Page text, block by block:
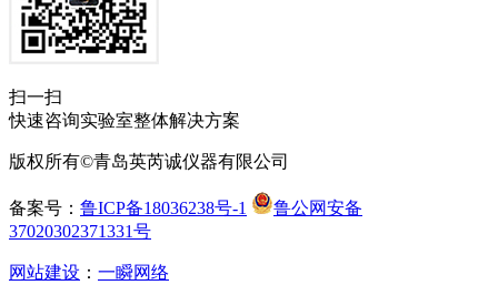
扫一扫
快速咨询实验室整体解决方案
版权所有©青岛英芮诚仪器有限公司
备案号： 鲁ICP备18036238号-1
鲁公网安备
37020302371331号
网站建设 ： 一瞬网络